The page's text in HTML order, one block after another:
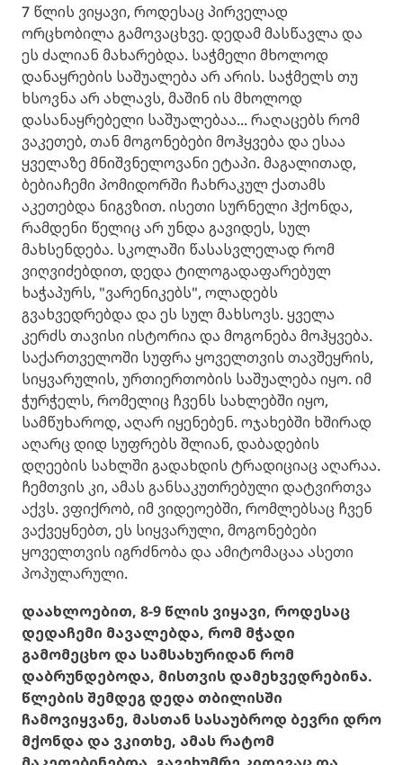
7 წლის ვიყავი, როდესაც პირველად
ორცხობილა გამოვაცხვე. დედამ მასწავლა და
ეს ძალიან მახარებდა. საჭმელი მხოლოდ
დანაყრების საშუალება არ არის. საჭმელს თუ
ხსოვნა არ ახლავს, მაშინ ის მხოლოდ
დასანაყრებელი საშუალებაა... რაღაცებს რომ
ვაკეთებ, თან მოგონებები მოჰყვება და ესაა
ყველაზე მნიშვნელოვანი ეტაპი. მაგალითად,
ბებიაჩემი პომიდორში ჩახრაკულ ქათამს
აკეთებდა ნიგვზით. ისეთი სურნელი ჰქონდა,
რამდენი წელიც არ უნდა გავიდეს, სულ
მახსენდება. სკოლაში წასასვლელად რომ
ვიღვიძებდით, დედა ტილოგადაფარებულ
ხაჭაპურს, "ვარენიკებს", ოლადებს
გვახვედრებდა და ეს სულ მახსოვს. ყველა
კერძს თავისი ისტორია და მოგონება მოჰყვება.
საქართველოში სუფრა ყოველთვის თავშეყრის,
სიყვარულის, ურთიერთობის საშუალება იყო. იმ
ჭურჭელს, რომელიც ჩვენს სახლებში იყო,
სამწუხაროდ, აღარ იყენებენ. ოჯახებში ხშირად
აღარც დიდ სუფრებს შლიან, დაბადების
დღეების სახლში გადახდის ტრადიციაც აღარაა.
ჩემთვის კი, ამას განსაკუთრებული დატვირთვა
აქვს. ვფიქრობ, იმ ვიდეოებში, რომლებსაც ჩვენ
ვაქვეყნებთ, ეს სიყვარული, მოგონებები
ყოველთვის იგრძნობა და ამიტომაცაა ასეთი
პოპულარული.
დაახლოებით, 8-9 წლის ვიყავი, როდესაც
დედაჩემი მავალებდა, რომ მჭადი
გამომეცხო და სამსახურიდან რომ
დაბრუნდებოდა, მისთვის დამეხვედრებინა.
წლების შემდეგ დედა თბილისში
ჩამოვიყვანე, მასთან სასაუბროდ ბევრი დრო
მქონდა და ვკითხე, ამას რატომ